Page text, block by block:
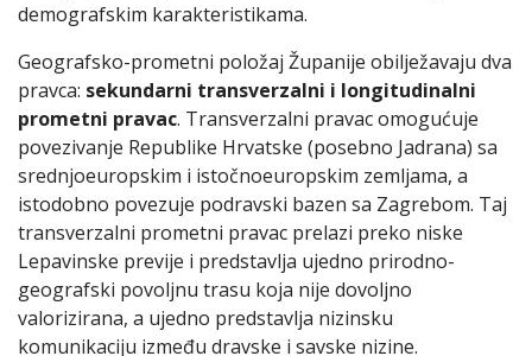
demografskim karakteristikama.
Geografsko-prometni položaj Županije obilježavaju dva
pravca: sekundarni transverzalni i longitudinalni
prometni pravac. Transverzalni pravac omogućuje
povezivanje Republike Hrvatske (posebno Jadrana) sa
srednjoeuropskim i istočnoeuropskim zemljama, a
istodobno povezuje podravski bazen sa Zagrebom. Taj
transverzalni prometni pravac prelazi preko niske
Lepavinske previje i predstavlja ujedno prirodno-
geografski povoljnu trasu koja nije dovoljno
valorizirana, a ujedno predstavlja nizinsku
komunikaciju između dravske i savske nizine.